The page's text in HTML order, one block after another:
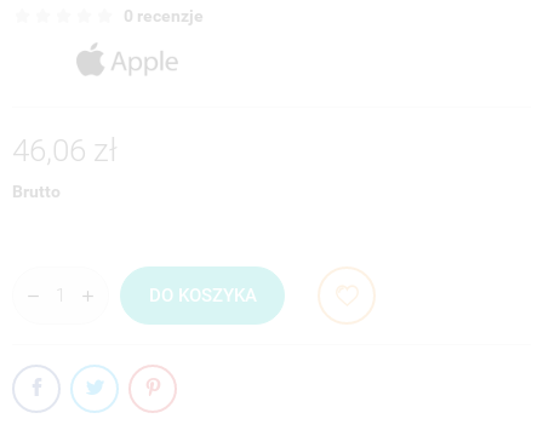
0 recenzje
46,06 zł
Brutto
DO KOSZYKA